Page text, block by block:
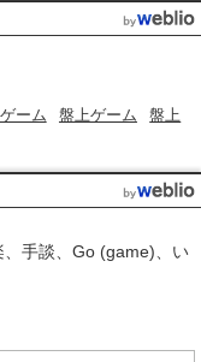
ーム 盤上ゲーム
盤上
手談 Go (game)
い